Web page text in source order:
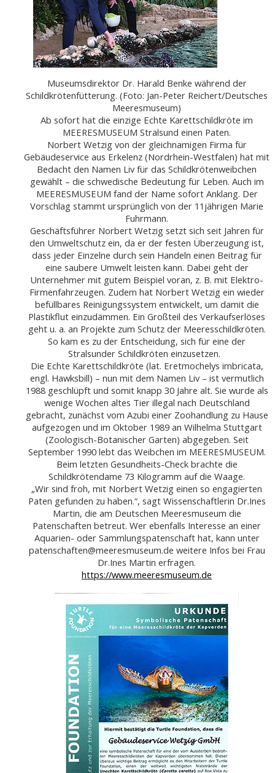
Museumsdirektor Dr. Harald Benke während der
Schildkrötenfütterung. (Foto: Jan-Peter Reichert/Deutsches
Meeresmuseum)
Ab sofort hat die einzige Echte Karettschildkröte im
MEERESMUSEUM Stralsund einen Paten.
Norbert Wetzig von der gleichnamigen Firma für
Gebäudeservice aus Erkelenz (Nordrhein-Westfalen) hat mit
Bedacht den Namen Liv für das Schildkrötenweibchen
gewählt – die schwedische Bedeutung für Leben. Auch im
MEERESMUSEUM fand der Name sofort Anklang. Der
Vorschlag stammt ursprünglich von der 11jährigen Marie
Fuhrmann.
Geschäftsführer Norbert Wetzig setzt sich seit Jahren für
den Umweltschutz ein, da er der festen Überzeugung ist,
dass jeder Einzelne durch sein Handeln einen Beitrag für
eine saubere Umwelt leisten kann. Dabei geht der
Unternehmer mit gutem Beispiel voran, z. B. mit Elektro-
Firmenfahrzeugen. Zudem hat Norbert Wetzig ein wieder
befüllbares Reinigungssystem entwickelt, um damit die
Plastikflut einzudämmen. Ein Großteil des Verkaufserlöses
geht u. a. an Projekte zum Schutz der Meeresschildkröten.
So kam es zu der Entscheidung, sich für eine der
Stralsunder Schildkröten einzusetzen.
Die Echte Karettschildkröte (lat. Eretmochelys imbricata,
engl. Hawksbill) – nun mit dem Namen Liv – ist vermutlich
1988 geschlüpft und somit knapp 30 Jahre alt. Sie wurde als
wenige Wochen altes Tier illegal nach Deutschland
gebracht, zunächst vom Azubi einer Zoohandlung zu Hause
aufgezogen und im Oktober 1989 an Wilhelma Stuttgart
(Zoologisch-Botanischer Garten) abgegeben. Seit
September 1990 lebt das Weibchen im MEERESMUSEUM.
Beim letzten Gesundheits-Check brachte die
Schildkrötendame 73 Kilogramm auf die Waage.
„Wir sind froh, mit Norbert Wetzig einen so engagierten
Paten gefunden zu haben.“, sagt Wissenschaftlerin Dr.Ines
Martin, die am Deutschen Meeresmuseum die
Patenschaften betreut. Wer ebenfalls Interesse an einer
Aquarien- oder Sammlungspatenschaft hat, kann unter
patenschaften@meeresmuseum.de weitere Infos bei Frau
Dr.Ines Martin erfragen.
https://www.meeresmuseum.de